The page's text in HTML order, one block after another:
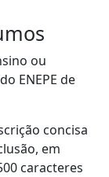
ou
ENEPE de
concisa
em
caracteres